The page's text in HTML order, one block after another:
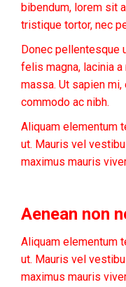
bibendum, lorem sit
tristique tortor, nec
Donec pellentesque
felis magna, lacinia
massa. Ut sapien
commodo ac nibh.
Aliquam elementum
ut. Mauris vel
maximus mauris
Aenean non
Aliquam elementum
ut. Mauris vel
maximus mauris